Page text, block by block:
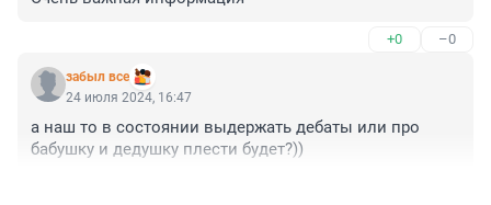
+0 –0
забыл все
24 июля 2024, 16:47
а наш то в состоянии выдержать дебаты или про
бабушку и дедушку плести будет?))